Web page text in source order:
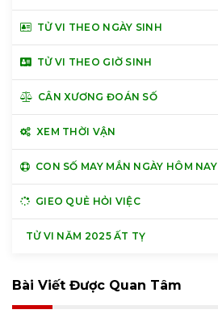
TỬ VI THEO NGÀY SINH
TỬ VI THEO GIỜ SINH
CÂN XƯƠNG ĐOÁN SỐ
XEM THỜI VẬN
CON SỐ MAY MẮN NGÀY HÔM NAY
GIEO QUẺ HỎI VIỆC
TỬ VI NĂM 2025 ẤT TỴ
Bài Viết Được Quan Tâm